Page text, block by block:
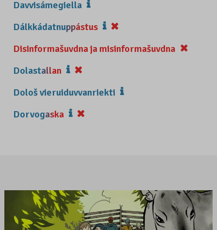
Davvisámegiella
Dálkkádatnuppástus
Disinformašuvdna ja misinformašuvdna
Dolastallan
Dološ vieruiduvvanriekti
Dorvogaska